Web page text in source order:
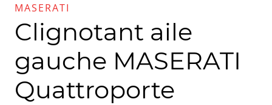
MASERATI
Clignotant aile
gauche MASERATI
Quattroporte